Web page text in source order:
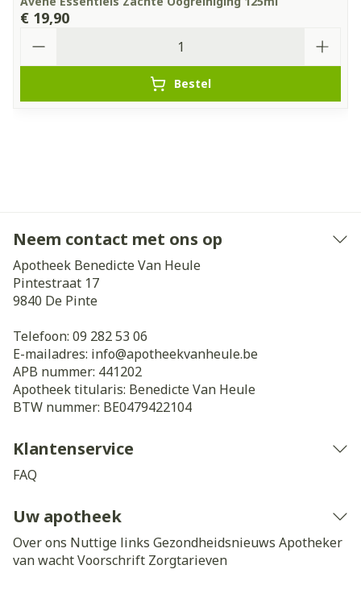
€ 19,90
Bestel
Neem contact met ons op
Apotheek Benedicte Van Heule
Pintestraat 17
9840 De Pinte
Telefoon: 09 282 53 06
E-mailadres: info@apotheekvanheule.be
APB nummer: 441202
Apotheek titularis: Benedicte Van Heule
BTW nummer: BE0479422104
Klantenservice
FAQ
Uw apotheek
Over ons Nuttige links Gezondheidsnieuws Apotheker
van wachtVoorschrift Zorgtarieven